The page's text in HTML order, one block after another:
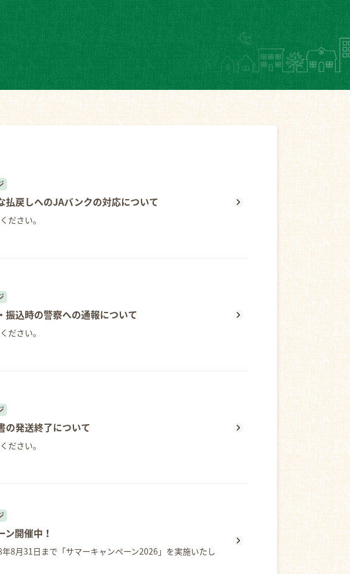
払戻しへのJAバンクの対応について
ださい。
振込時の警察への通報について
ださい。
の発送終了について
ださい。
ン開催中！
8月31日まで「サマーキャンペーン2026」を実施いたし